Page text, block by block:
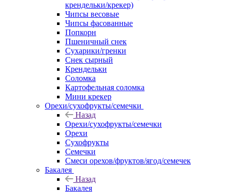
крендельки/крекер)
Чипсы весовые
Чипсы фасованные
Попкорн
Пшеничный снек
Сухарики/гренки
Снек сырный
Крендельки
Соломка
Картофельная соломка
Мини крекер
Орехи/сухофрукты/семечки
Назад
Орехи/сухофрукты/семечки
Орехи
Сухофрукты
Семечки
Смеси орехов/фруктов/ягод/семечек
Бакалея
Назад
Бакалея